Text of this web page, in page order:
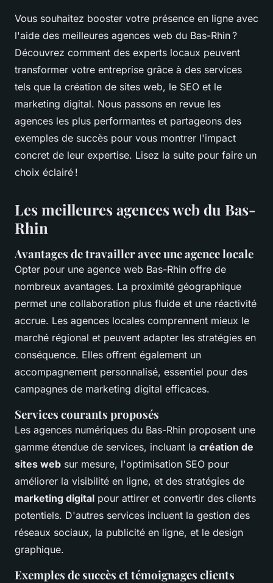
Vous souhaitez booster votre présence en ligne avec
l'aide des meilleures agences web du Bas-Rhin ?
Découvrez comment des experts locaux peuvent
transformer votre entreprise grâce à des services
tels que la création de sites web, le SEO et le
marketing digital. Nous passons en revue les
agences les plus performantes et partageons des
exemples de succès pour vous montrer l'impact
concret de leur expertise. Lisez la suite pour faire un
choix éclairé !
Les meilleures agences web du Bas-
Rhin
Avantages de travailler avec une agence locale
Opter pour une agence web Bas-Rhin offre de
nombreux avantages. La proximité géographique
permet une collaboration plus fluide et une réactivité
accrue. Les agences locales comprennent mieux le
marché régional et peuvent adapter les stratégies en
conséquence. Elles offrent également un
accompagnement personnalisé, essentiel pour des
campagnes de marketing digital efficaces.
Services courants proposés
Les agences numériques du Bas-Rhin proposent une
gamme étendue de services, incluant la création de
sites web sur mesure, l'optimisation SEO pour
améliorer la visibilité en ligne, et des stratégies de
marketing digital pour attirer et convertir des clients
potentiels. D'autres services incluent la gestion des
réseaux sociaux, la publicité en ligne, et le design
graphique.
Exemples de succès et témoignages clients